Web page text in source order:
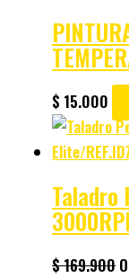
$ 15.000
Taladro
$169.900